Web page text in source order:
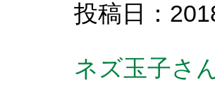
投稿日：
ネズ玉子さ